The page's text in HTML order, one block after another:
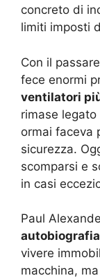
concreto di
limiti imposti
Con il
fece enormi
ventilatori
rimase legato
ormai faceva
sicurezza.
scomparsi e
in casi
Paul
autobiografia
vivere
macchina,